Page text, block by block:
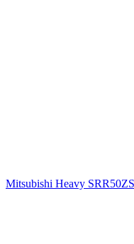
Mitsubishi Heavy